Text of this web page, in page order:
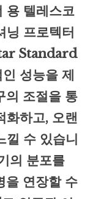
용 텔레스코
닝 프로텍터
Standard
성능을 제
의 조절을 통
화하고, 오랜
낄 수 있습니
의 분포를
을 연장할 수